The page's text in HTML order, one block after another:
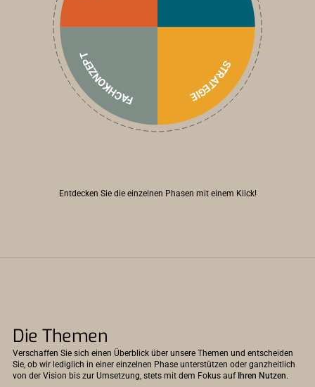
STRATEGIE
FACHKONZEPT
Entdecken Sie die einzelnen Phasen mit einem Klick!
Die Themen
Verschaffen Sie sich einen Überblick über unsere Themen und entscheiden
Sie, ob wir lediglich in einer einzelnen Phase unterstützen oder ganzheitlich
von der Vision bis zur Umsetzung, stets mit dem Fokus auf Ihren Nutzen.